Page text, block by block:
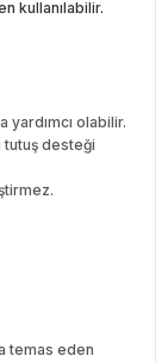
kullanılabilir.
yardımcı olabilir.
tutuş desteği
temas eden